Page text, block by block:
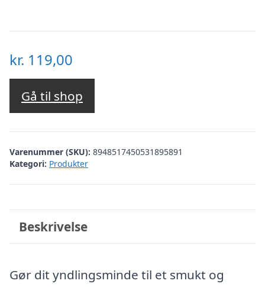
kr. 119,00
Gå til shop
Varenummer (SKU): 8948517450531895891
Kategori: Produkter
Beskrivelse
Gør dit yndlingsminde til et smukt og